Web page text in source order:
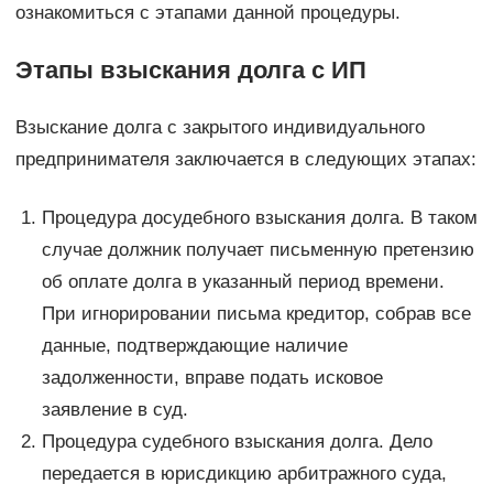
ознакомиться с этапами данной процедуры.
Этапы взыскания долга с ИП
Взыскание долга с закрытого индивидуального
предпринимателя заключается в следующих этапах:
Процедура досудебного взыскания долга. В таком
случае должник получает письменную претензию
об оплате долга в указанный период времени.
При игнорировании письма кредитор, собрав все
данные, подтверждающие наличие
задолженности, вправе подать исковое
заявление в суд.
Процедура судебного взыскания долга. Дело
передается в юрисдикцию арбитражного суда,